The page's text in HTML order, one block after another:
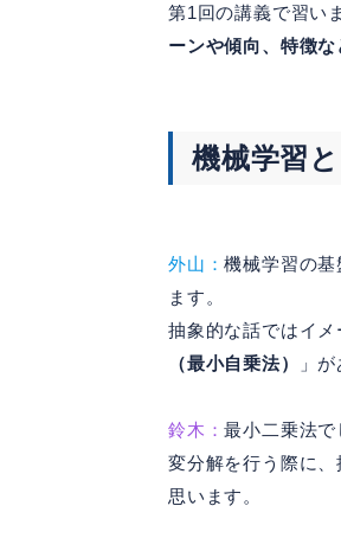
第1回の講義で習い
ーンや傾向、特徴
機械学習
外山：機械学習の基
ます。
抽象的な話ではイ
（最小自乗法）
」
鈴木：最小二乗法
変分解を行う際に
思います。